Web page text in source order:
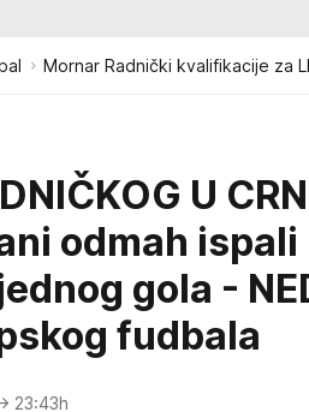
Mornar Radnički kvalifikacije za
U
odmah ispali
gola -
fudbala
23:43h